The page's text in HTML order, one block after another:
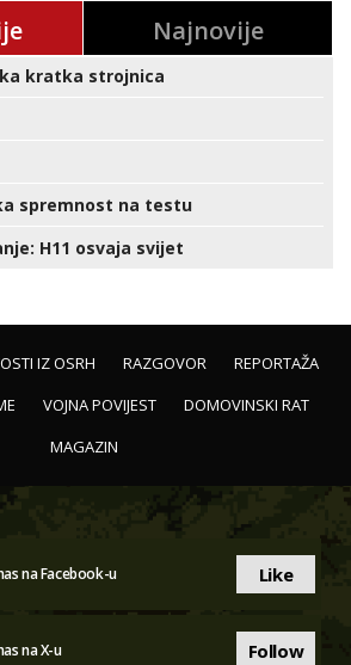
Najnovije
kratka strojnica
spremnost na testu
H11 osvaja svijet
IZ OSRH RAZGOVOR
REPORTAŽA
VOJNA POVIJEST
DOMOVINSKI RAT
MAGAZIN
na Facebook-u Like
na X-u Follow